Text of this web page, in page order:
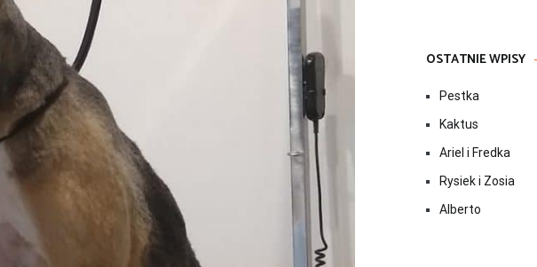
OSTATNIE WPISY
Pestka
Kaktus
Ariel i Fredka
Rysiek i Zosia
Alberto